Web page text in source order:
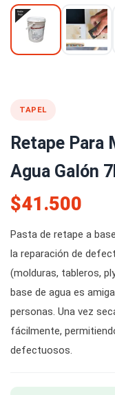
TAPEL
Retape Para
Agua Galón
$41.500
Pasta de retape a
la reparación de
(molduras, tableros,
base de agua es
personas. Una vez
fácilmente,
defectuosos.